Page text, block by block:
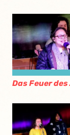
Das Feuer